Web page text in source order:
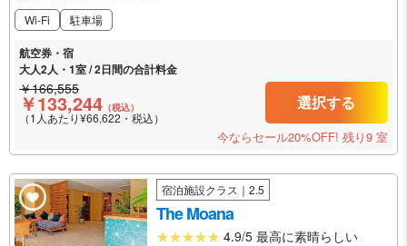
Wi-Fi 駐車場
航空券・宿
大人2人・1室 / 2日間の合計料金
￥166,555
￥133,244 （税込）
（1人あたり¥66,622・税込）
選択する
今ならセール20%OFF! 残り9 室
宿泊施設クラス｜2.5
The Moana
4.9/5 最高に素晴らしい